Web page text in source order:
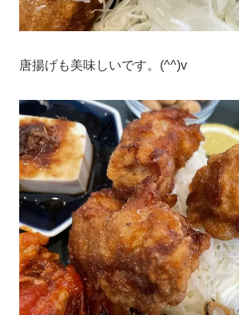
唐揚げも美味しいです。(^^)v